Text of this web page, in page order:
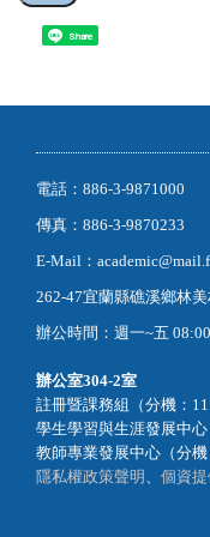
Share
電話：886-3-9871000
傳真：886-3-9870233
E-Mail：
262-47宜蘭縣礁溪鄉林
辦公時間：週一~五
辦公室304-2室
註冊暨課務組（分機：
學生學習與生涯發展中心
教師專業發展中心（分機
隱私權政策聲明 、 個資提